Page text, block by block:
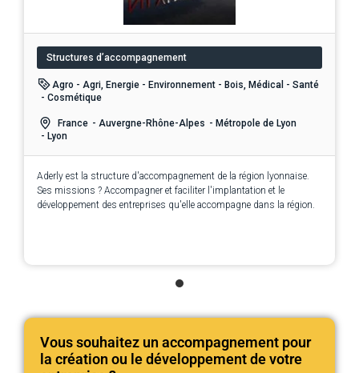
Structures d’accompagnement
Agro - Agri, Energie - Environnement - Bois, Médical - Santé
- Cosmétique
France - Auvergne-Rhône-Alpes - Métropole de Lyon
- Lyon
Aderly est la structure d'accompagnement de la région lyonnaise.
Ses missions ? Accompagner et faciliter l'implantation et le
développement des entreprises qu'elle accompagne dans la région.
Vous souhaitez un accompagnement pour
la création ou le développement de votre